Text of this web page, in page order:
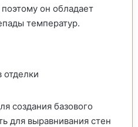
он обладает
температур.
создания базового
для выравнивания стен